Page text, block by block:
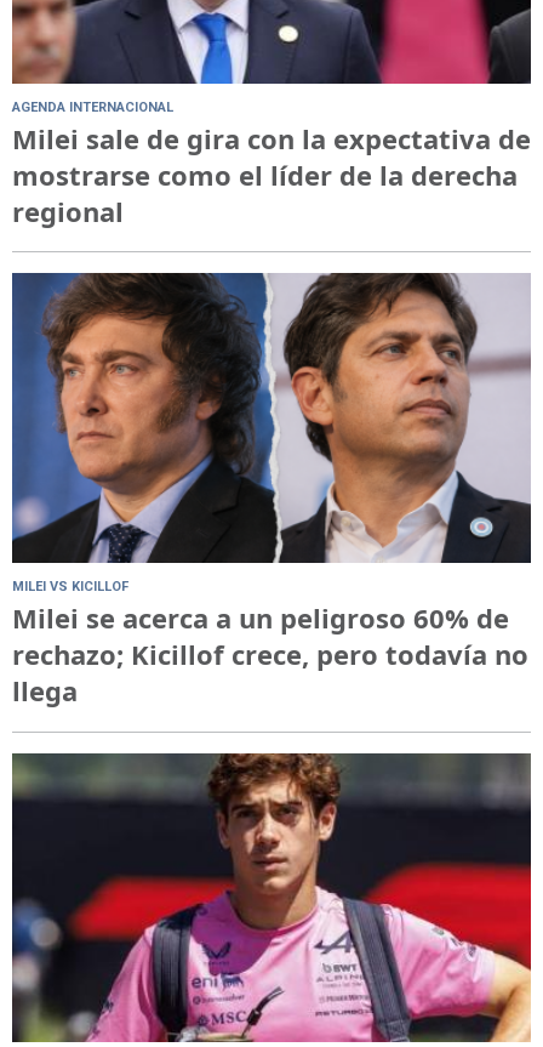
AGENDA INTERNACIONAL
Milei sale de gira con la expectativa de
mostrarse como el líder de la derecha
regional
MILEI VS KICILLOF
Milei se acerca a un peligroso 60% de
rechazo; Kicillof crece, pero todavía no
llega